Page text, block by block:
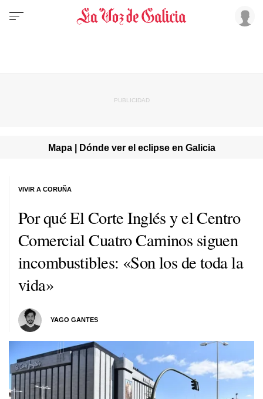
Mapa | Dónde ver el eclipse en Galicia
Por qué El Corte Inglés y el Centro
Comercial Cuatro Caminos siguen
incombustibles: «Son los de toda la
vida»
YAGO GANTES
VIVIR A CORUÑA